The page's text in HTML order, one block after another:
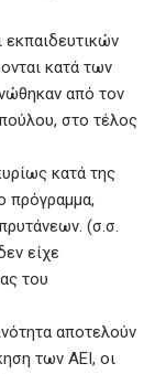
εκπαιδευτικών
κατά των
από τον
στο τέλος
κατά της
πρόγραμμα,
(σ.σ.
είχε
του
αποτελούν
των ΑΕΙ, οι